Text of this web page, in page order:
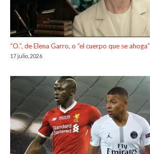
“O.”, de Elena Garro, o “el cuerpo que se ahoga”
17 julio, 2026